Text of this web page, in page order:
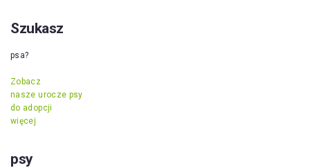
Szukasz
psa?
Zobacz
nasze urocze psy
do adopcji
więcej
psy